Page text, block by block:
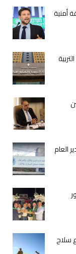
أمنية
العام
سلاح